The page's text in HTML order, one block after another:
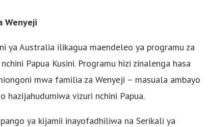
Wenyeji
ya Australia ilikagua maendeleo ya programu za
Papua Kusini. Programu hizi zinalenga hasa
mwa familia za Wenyeji – masuala ambayo
hazijahudumiwa vizuri nchini Papua.
ya kijamii inayofadhiliwa na Serikali ya